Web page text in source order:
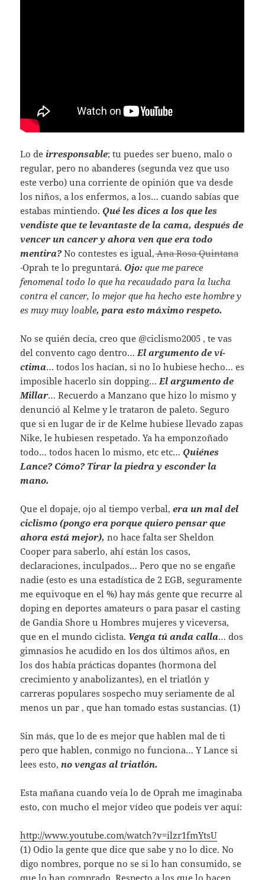
Lo de irresponsable; tu puedes ser bueno, malo o
regular, pero no abanderes (segunda vez que uso
este verbo) una corriente de opinión que va desde
los niños, a los enfermos, a los… cuando sabías que
estabas mintiendo. Qué les dices a los que les
vendiste que te levantaste de la cama, después de
vencer un cancer y ahora ven que era todo
mentira?No contestes es igual,Ana Rosa Quintana
Oprah te lo preguntará. Ojo:que me parece
fenomenal todo lo que ha recaudado para la lucha
contra el cancer, lo mejor que ha hecho este hombre y
es muy muy loable, para esto máximo respeto.
No se quién decía, creo que @ciclismo2005 , te vas
del convento cago dentro…El argumento de ví­
ctima… todos los hacían, si no lo hubiese hecho… es
imposible hacerlo sin dopping…El argumento de
Millar… Recuerdo a Manzano que hizo lo mismo y
denunció al Kelme y le trataron de paleto. Seguro
que si en lugar de ir de Kelme hubiese llevado zapas
Nike, le hubiesen respetado. Ya ha emponzoñado
todo… todos hacen lo mismo, etc etc… Quiénes
Lance? Cómo? Tirar la piedra y esconder la
mano.
Que el dopaje, ojo al tiempo verbal,era un mal del
ciclismo (pongo era porque quiero pensar que
ahora está mejor), no hace falta ser Sheldon
Cooper para saberlo, ahí están los casos,
declaraciones, inculpados… Pero que no se engañe
nadie (esto es una estadí­stica de 2 EGB, seguramente
me equivoque en el %) hay más gente que recurre al
doping en deportes amateurs o para pasar el casting
de Gandia Shore u Hombres mujeres y viceversa,
que en el mundo ciclista. Venga tú anda calla… dos
gimnasios he acudido en los dos últimos años, en
los dos había prácticas dopantes (hormona del
crecimiento y anabolizantes), en el triatlón y
carreras populares sospecho muy seriamente de al
menos un par , que han tomado estas sustancias. (1)
Sin más, que lo de es mejor que hablen mal de ti
pero que hablen, conmigo no funciona… Y Lance si
lees esto, no vengas al triatlón.
Esta mañana cuando veía lo de Oprah me imaginaba
esto, con mucho el mejor ví­deo que podeis ver aquí:
http://www.youtube.com/watch?v=ilzr1fmYtsU
(1) Odio la gente que dice que sabe y no lo dice. No
digo nombres, porque no se si lo han consumido, se